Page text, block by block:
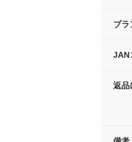
ブラ
JAN
返品